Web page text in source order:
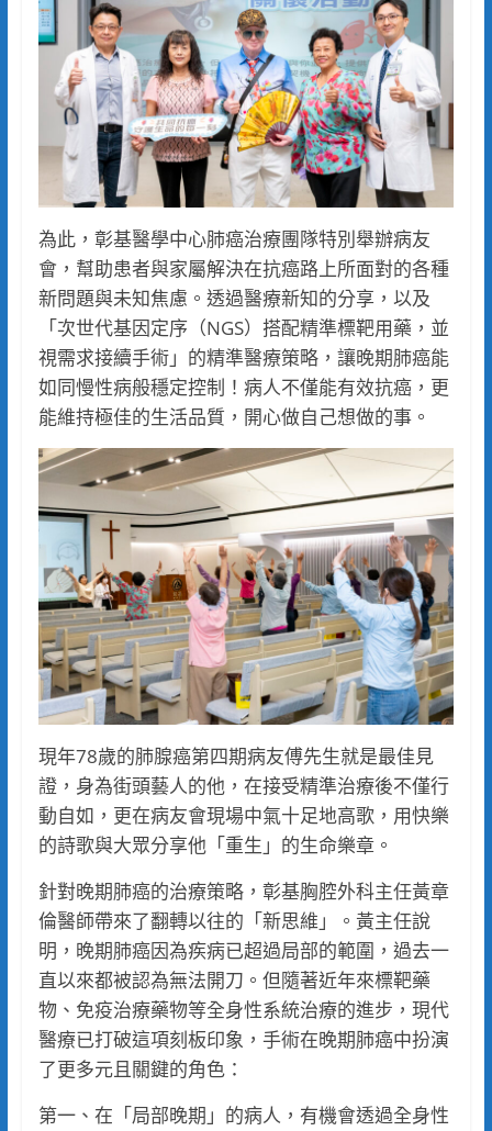
為此，彰基醫學中心肺癌治療團隊特別舉辦病友
會，幫助患者與家屬解決在抗癌路上所面對的各種
新問題與未知焦慮。透過醫療新知的分享，以及
「次世代基因定序（NGS）搭配精準標靶用藥，並
視需求接續手術」的精準醫療策略，讓晚期肺癌能
如同慢性病般穩定控制！病人不僅能有效抗癌，更
能維持極佳的生活品質，開心做自己想做的事。
現年78歲的肺腺癌第四期病友傅先生就是最佳見
證，身為街頭藝人的他，在接受精準治療後不僅行
動自如，更在病友會現場中氣十足地高歌，用快樂
的詩歌與大眾分享他「重生」的生命樂章。
針對晚期肺癌的治療策略，彰基胸腔外科主任黃章
倫醫師帶來了翻轉以往的「新思維」。黃主任說
明，晚期肺癌因為疾病已超過局部的範圍，過去一
直以來都被認為無法開刀。但隨著近年來標靶藥
物、免疫治療藥物等全身性系統治療的進步，現代
醫療已打破這項刻板印象，手術在晚期肺癌中扮演
了更多元且關鍵的角色：
第一、在「局部晚期」的病人，有機會透過全身性